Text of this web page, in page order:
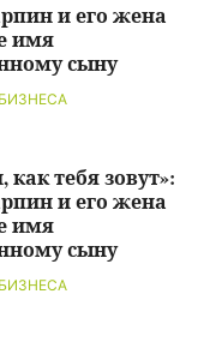
и его жена
имя
сыну
тебя зовут»:
и его жена
имя
сыну